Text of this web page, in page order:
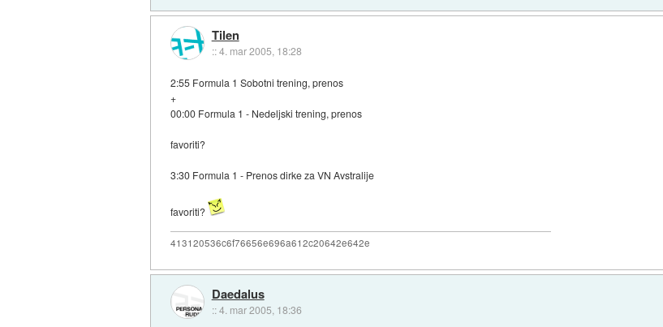
Tilen
::4. mar 2005, 18:28
2:55 Formula 1 Sobotni trening, prenos
+
00:00 Formula 1 - Nedeljski trening, prenos
favoriti?
3:30 Formula 1 - Prenos dirke za VN Avstralije
favoriti?
413120536c6f76656e696a612c20642e642e
Daedalus
::4. mar 2005, 18:36